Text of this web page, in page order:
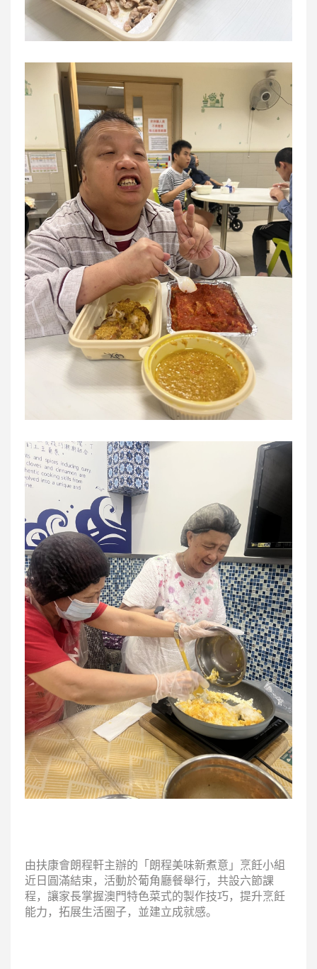
由扶康會朗程軒主辦的「朗程美味新煮意」烹飪小組
近日圓滿結束，活動於葡角廳餐舉行，共設六節課
程，讓家長掌握澳門特色菜式的製作技巧，提升烹飪
能力，拓展生活圈子，並建立成就感。